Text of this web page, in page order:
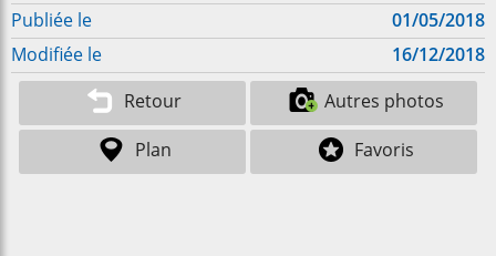
Publiée le
01/05/2018
Modifiée le
16/12/2018
Retour
Autres photos
Plan
Favoris